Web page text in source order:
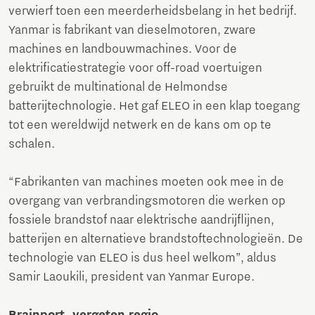
verwierf toen een meerderheidsbelang in het bedrijf.
Yanmar is fabrikant van dieselmotoren, zware
machines en landbouwmachines. Voor de
elektrificatiestrategie voor off-road voertuigen
gebruikt de multinational de Helmondse
batterijtechnologie. Het gaf ELEO in een klap toegang
tot een wereldwijd netwerk en de kans om op te
schalen.
“Fabrikanten van machines moeten ook mee in de
overgang van verbrandingsmotoren die werken op
fossiele brandstof naar elektrische aandrijflijnen,
batterijen en alternatieve brandstoftechnologieën. De
technologie van ELEO is dus heel welkom”, aldus
Samir Laoukili, president van Yanmar Europe.